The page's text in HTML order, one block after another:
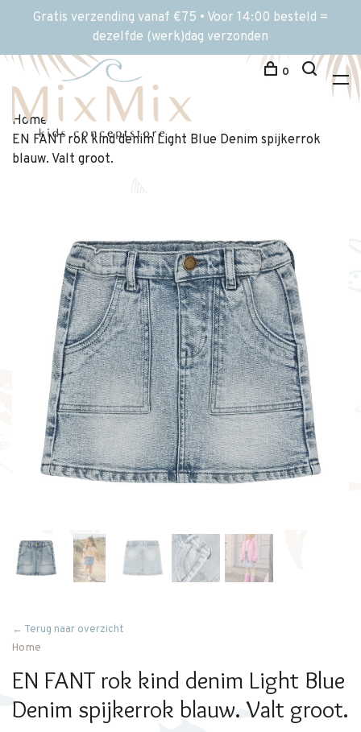
Gratis verzending vanaf €75 • Voor 14:00 besteld =
dezelfde (werk)dag verzonden
0
Home
EN FANT rok kind denim Light Blue Denim spijkerrok
blauw. Valt groot.
← Terug naar overzicht
Home
EN FANT rok kind denim Light Blue
Denim spijkerrok blauw. Valt groot.